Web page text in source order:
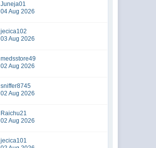
Juneja01
04 Aug 2026
jecica102
03 Aug 2026
medsstore49
02 Aug 2026
sniffer8745
02 Aug 2026
Raichu21
02 Aug 2026
jecica101